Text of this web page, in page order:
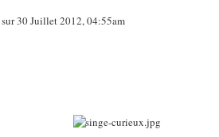
30 Juillet 2012, 04:55am